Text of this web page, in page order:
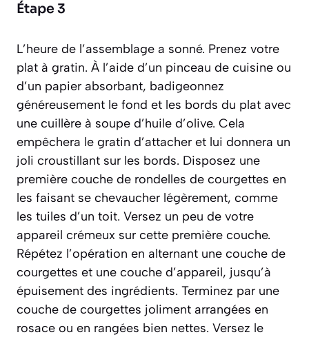
Étape 3
L’heure de l’assemblage a sonné. Prenez votre
plat à gratin. À l’aide d’un pinceau de cuisine ou
d’un papier absorbant, badigeonnez
généreusement le fond et les bords du plat avec
une cuillère à soupe d’huile d’olive. Cela
empêchera le gratin d’attacher et lui donnera un
joli croustillant sur les bords. Disposez une
première couche de rondelles de courgettes en
les faisant se chevaucher légèrement, comme
les tuiles d’un toit. Versez un peu de votre
appareil crémeux sur cette première couche.
Répétez l’opération en alternant une couche de
courgettes et une couche d’appareil, jusqu’à
épuisement des ingrédients. Terminez par une
couche de courgettes joliment arrangées en
rosace ou en rangées bien nettes. Versez le